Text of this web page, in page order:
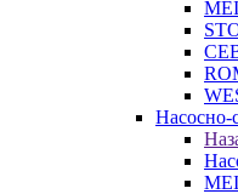
Насосно-